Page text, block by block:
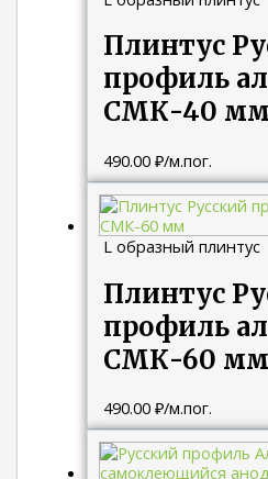
Плинтус
профиль
СМК-40 мм
490.00₽/м.пог.
L образный плинтус
Плинтус
профиль
СМК-60 мм
490.00₽/м.пог.